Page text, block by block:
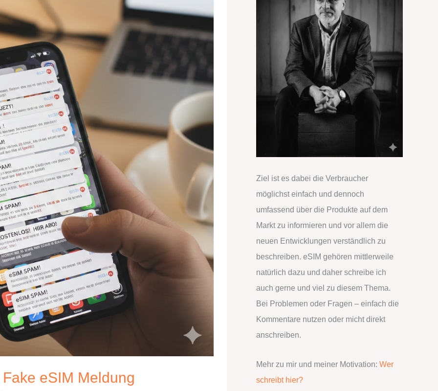
eSIM Meldung
Ziel ist es dabei die Verbraucher
möglichst einfach und dennoch
umfassend über die Produkte auf dem
Markt zu informieren und vor allem die
neuen Entwicklungen verständlich zu
beschreiben. eSIM gehören mittlerweile
natürlich dazu und daher schreibe ich
auch gerne und viel zu diesem Thema.
Bei Problemen oder Fragen – einfach die
Kommentare nutzen oder micht direkt
anschreiben.
Mehr zu mir und meiner Motivation: Wer
schreibt hier?